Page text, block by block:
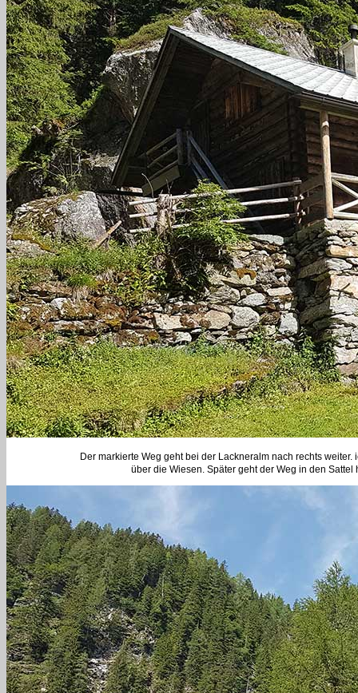
Der markierte Weg geht bei der Lackneralm nach rechts
über die Wiesen. Später geht der Weg in den